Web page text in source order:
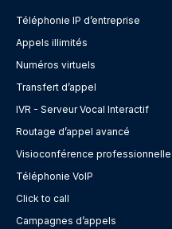
Téléphonie IP d’entreprise
Appels illimités
Numéros virtuels
Transfert d’appel
IVR - Serveur Vocal Interactif
Routage d’appel avancé
Visioconférence professionnelle
Téléphonie VoIP
Click to call
Campagnes d’appels